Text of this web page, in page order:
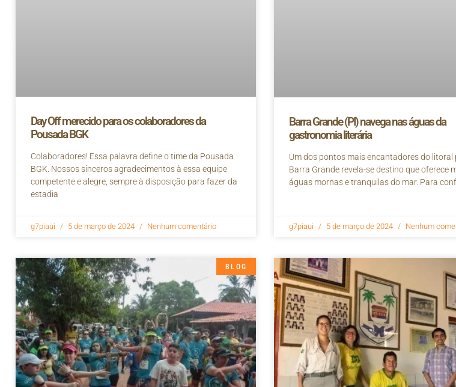
Day Off merecido para os colaboradores da
Pousada BGK
Colaboradores! Essa palavra define o time da Pousada
BGK. Nossos sinceros agradecimentos à essa equipe
competente e alegre, sempre à disposição para fazer da
estadia
g7piaui 5 de março de 2024 Nenhum comentário
Barra Grande (PI) navega nas águas da
gastronomia literária
Um dos pontos mais encantadores do litoral
Barra Grande revela-se destino que oferece
águas mornas e tranquilas do mar. Para
g7piaui 5 de março de 2024 Nenhum
BLOG